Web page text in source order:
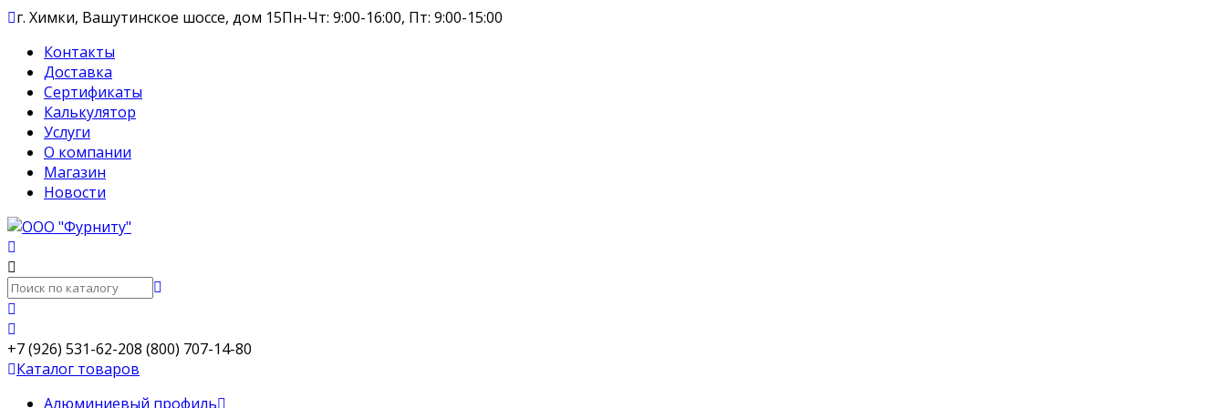
г. Химки, Вашутинское шоссе, дом 15Пн-Чт: 9:00-16:00, Пт: 9:00-15:00
Контакты
Доставка
Сертификаты
Калькулятор
Услуги
О компании
Магазин
Новости
+7 (926) 531-62-208 (800) 707-14-80
Каталог товаров
Алюминиевый профиль